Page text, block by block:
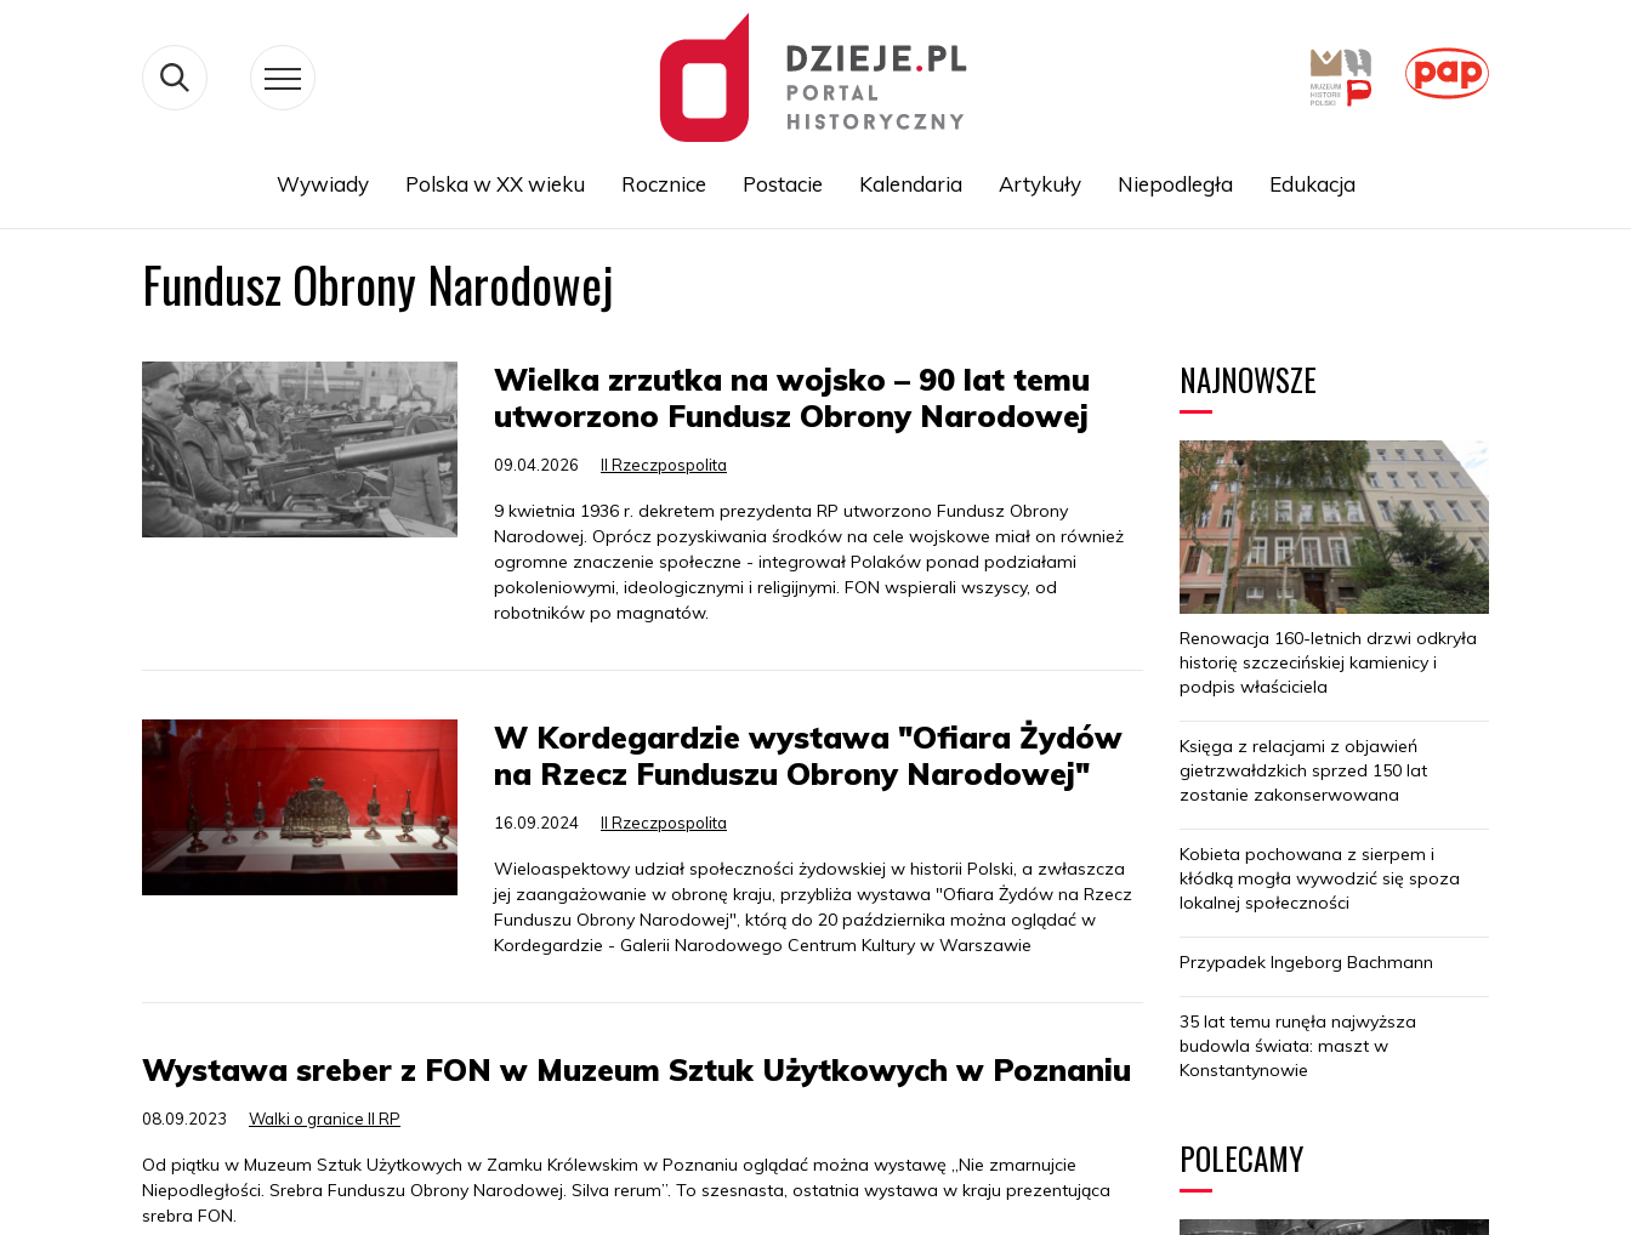
Wywiady Polska w XX wieku Rocznice Postacie Kalendaria Artykuły Niepodległa Edukacja
Fundusz Obrony Narodowej
Wielka zrzutka na wojsko – 90 lat temu
utworzono Fundusz Obrony Narodowej
09.04.2026 II Rzeczpospolita
9 kwietnia 1936 r. dekretem prezydenta RP utworzono Fundusz Obrony
Narodowej. Oprócz pozyskiwania środków na cele wojskowe miał on również
ogromne znaczenie społeczne - integrował Polaków ponad podziałami
pokoleniowymi, ideologicznymi i religijnymi. FON wspierali wszyscy, od
robotników po magnatów.
W Kordegardzie wystawa "Ofiara Żydów
na Rzecz Funduszu Obrony Narodowej"
16.09.2024 II Rzeczpospolita
Wieloaspektowy udział społeczności żydowskiej w historii Polski, a zwłaszcza
jej zaangażowanie w obronę kraju, przybliża wystawa "Ofiara Żydów na Rzecz
Funduszu Obrony Narodowej", którą do 20 października można oglądać w
Kordegardzie - Galerii Narodowego Centrum Kultury w Warszawie
Wystawa sreber z FON w Muzeum Sztuk Użytkowych w Poznaniu
08.09.2023 Walki o granice II RP
Od piątku w Muzeum Sztuk Użytkowych w Zamku Królewskim w Poznaniu oglądać można wystawę „Nie zmarnujcie
Niepodległości. Srebra Funduszu Obrony Narodowej. Silva rerum”. To szesnasta, ostatnia wystawa w kraju prezentująca
srebra FON.
NAJNOWSZE
Renowacja 160-letnich drzwi odkryła
historię szczecińskiej kamienicy i
podpis właściciela
Księga z relacjami z objawień
gietrzwałdzkich sprzed 150 lat
zostanie zakonserwowana
Kobieta pochowana z sierpem i
kłódką mogła wywodzić się spoza
lokalnej społeczności
Przypadek Ingeborg Bachmann
35 lat temu runęła najwyższa
budowla świata: maszt w
Konstantynowie
POLECAMY